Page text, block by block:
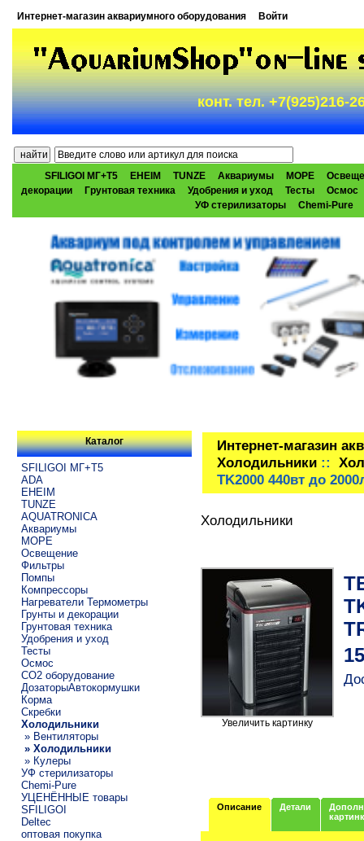
Интернет-магазин аквариумного оборудования Войти
конт. тел. +7(925)216-
SFILIGOI МГ+Т5 EHEIM TUNZE Аквариумы МОРЕ
декорации
Грунтовая техника Удобрения и уход Тесты
Осмос
УФ стерилизаторы
Chemi-Pure
Каталог
SFILIGOI МГ+Т5
ADA
EHEIM
TUNZE
AQUATRONICA
Аквариумы
МОРЕ
Освещение
Фильтры
Помпы
Компрессоры
Нагреватели Термометры
Грунты и декорации
Грунтовая техника
Удобрения и уход
Тесты
Осмос
CO2 оборудование
ДозаторыАвтокормушки
Корма
Скребки
Холодильники
» Вентиляторы
» Холодильники
» Кулеры
УФ стерилизаторы
Chemi-Pure
УЦЕНЁННЫЕ товары
SFILIGOI
Deltec
оптовая покупка
Интернет-магазин
Холодильники::
TK2000 440вт до
Холодильники
Увеличить картинку
Описание Детали